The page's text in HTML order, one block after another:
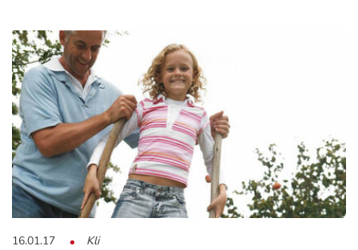
16.01.17 Kli